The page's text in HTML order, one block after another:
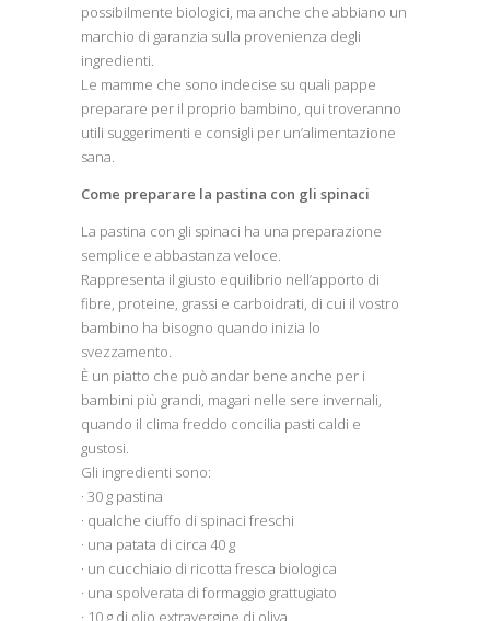
possibilmente biologici, ma anche che abbiano un
marchio di garanzia sulla provenienza degli
ingredienti.
Le mamme che sono indecise su quali pappe
preparare per il proprio bambino, qui troveranno
utili suggerimenti e consigli per un’alimentazione
sana.
Come preparare la pastina con gli spinaci
La pastina con gli spinaci ha una preparazione
semplice e abbastanza veloce.
Rappresenta il giusto equilibrio nell’apporto di
fibre, proteine, grassi e carboidrati, di cui il vostro
bambino ha bisogno quando inizia lo
svezzamento.
È un piatto che può andar bene anche per i
bambini più grandi, magari nelle sere invernali,
quando il clima freddo concilia pasti caldi e
gustosi.
Gli ingredienti sono:
· 30 g pastina
· qualche ciuffo di spinaci freschi
· una patata di circa 40 g
· un cucchiaio di ricotta fresca biologica
· una spolverata di formaggio grattugiato
· 10 g di olio extravergine di oliva